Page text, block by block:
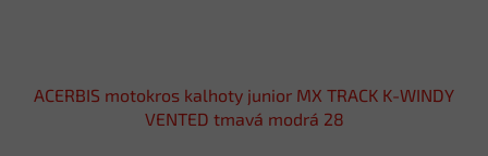
ACERBIS motokros kalhoty junior MX TRACK K-WINDY
VENTED tmavá modrá 28